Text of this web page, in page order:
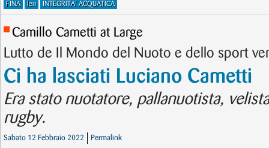
FINA len INTEGRITA' ACQUATICA
Camillo Cametti at Large
Lutto de Il Mondo del Nuoto e dello sport
Ci ha lasciati Luciano Cametti
Era stato nuotatore, pallanuotista,
rugby.
Sabato 12 Febbraio 2022 Permalink